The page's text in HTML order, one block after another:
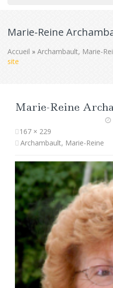
Marie-Reine
Accueil » Archambault, Marie-
site
Marie-Reine
167 × 229
Archambault, Marie-Reine